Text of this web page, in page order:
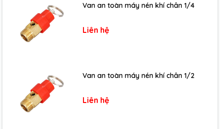
Van an toàn máy nén khí chân 1/4
Liên hệ
Van an toàn máy nén khí chân 1/2
Liên hệ